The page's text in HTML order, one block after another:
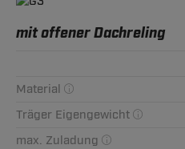
mit offener Dachreling
Material
Träger Eigengewicht
max. Zuladung